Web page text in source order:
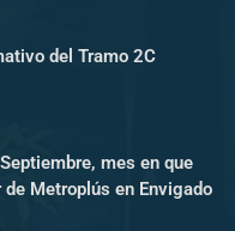
del Tramo 2C
mes en que
Metroplús en Envigado